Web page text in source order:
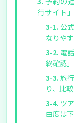
行サイト
公
なりや
電
終確認
旅
り、比
ツ
由度は